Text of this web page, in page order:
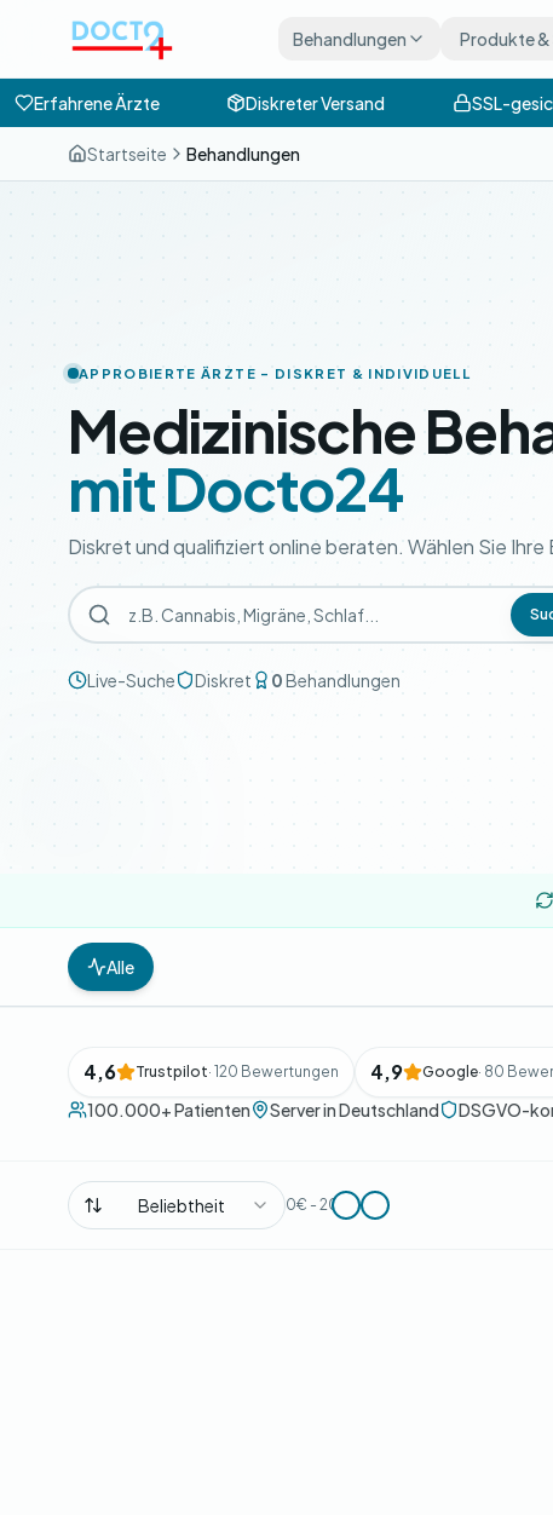
Behandlungen
Produkte &
Erfahrene Ärzte Diskreter Versand SSL-
Startseite Behandlungen
APPROBIERTE ÄRZTE – DISKRET & INDIVIDUELL
Medizinische
mit Docto24
Diskret und qualifiziert online beraten. Wählen Sie Ihre
Live-Suche Diskret 0Behandlungen
Alle
4,6 Trustpilot· 120 Bewertungen 4,9 Google· 80
100.000+ Patienten Server in Deutschland DSGVO-
Beliebtheit 0€ - 200€